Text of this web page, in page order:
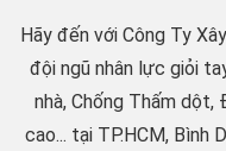
Hãy đến với Công Ty
đội ngũ nhân lực giỏi
nhà, Chống Thấm dột,
cao... tại TP.HCM, Bình